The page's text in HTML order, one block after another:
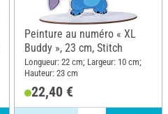
Peinture au numéro « XL
Buddy », 23 cm, Stitch
Longueur: 22 cm; Largeur: 10 cm;
Hauteur: 23 cm
22,40 €